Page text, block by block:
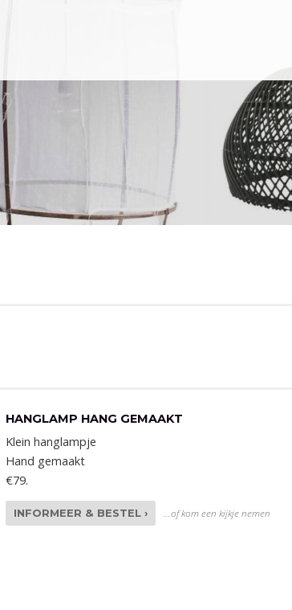
HANGLAMP HANG GEMAAKT
Klein hanglampje
Hand gemaakt
€79.
INFORMEER & BESTEL › ...of kom een kijkje nemen